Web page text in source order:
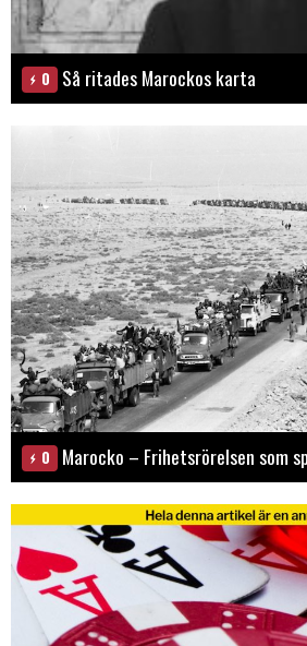
0 Så ritades Marockos karta
0 Marocko – Frihetsrörelsen som